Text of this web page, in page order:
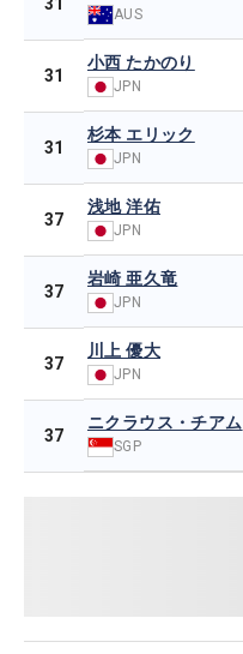
31
AUS
31
小西 たかのり
JPN
31
杉本 エリック
JPN
37
浅地 洋佑
JPN
37
岩崎 亜久竜
JPN
37
川上 優大
JPN
37
ニクラウス・チアム
SGP